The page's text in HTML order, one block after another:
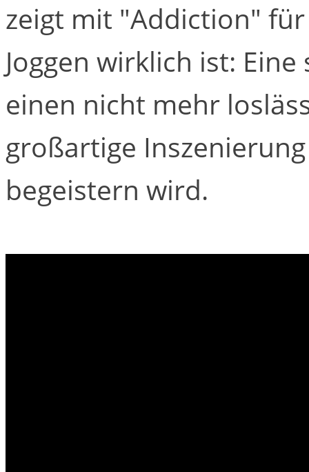
zeigt mit "Addiction"
Joggen wirklich ist:
einen nicht mehr
großartige
begeistern wird.